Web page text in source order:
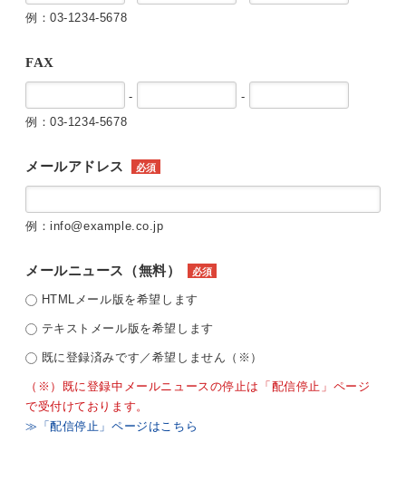
例：03-1234-5678
FAX
-
-
例：03-1234-5678
メールアドレス 必須
例：info@example.co.jp
メールニュース（無料） 必須
HTMLメール版を希望します
テキストメール版を希望します
既に登録済みです／希望しません（※）
（※）既に登録中メールニュースの停止は「配信停止」ページ
で受付けております。
≫「配信停止」ページはこちら